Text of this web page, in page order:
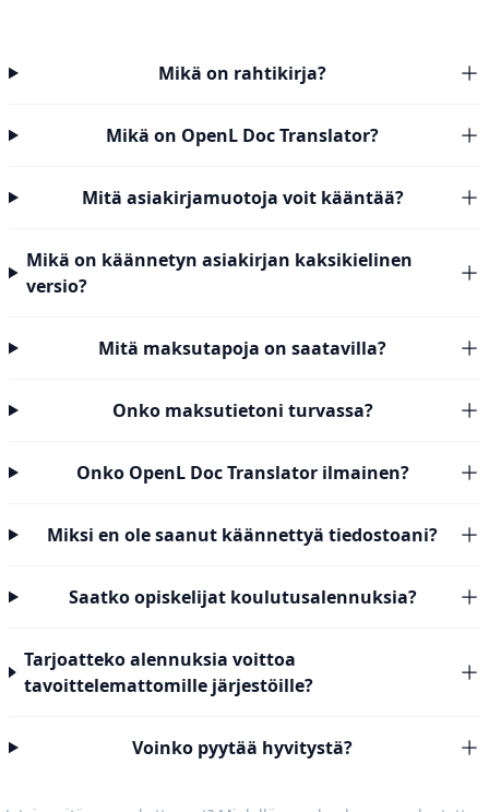
Mikä on rahtikirja?
Mikä on OpenL Doc Translator?
Mitä asiakirjamuotoja voit kääntää?
Mikä on käännetyn asiakirjan kaksikielinen
versio?
Mitä maksutapoja on saatavilla?
Onko maksutietoni turvassa?
Onko OpenL Doc Translator ilmainen?
Miksi en ole saanut käännettyä tiedostoani?
Saatko opiskelijat koulutusalennuksia?
Tarjoatteko alennuksia voittoa
tavoittelemattomille järjestöille?
Voinko pyytää hyvitystä?